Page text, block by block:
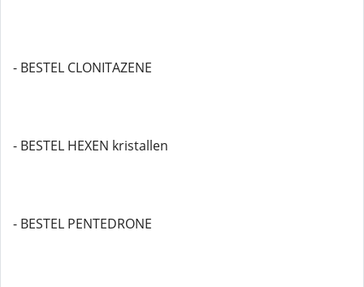
- BESTEL CLONITAZENE
- BESTEL HEXEN kristallen
- BESTEL PENTEDRONE